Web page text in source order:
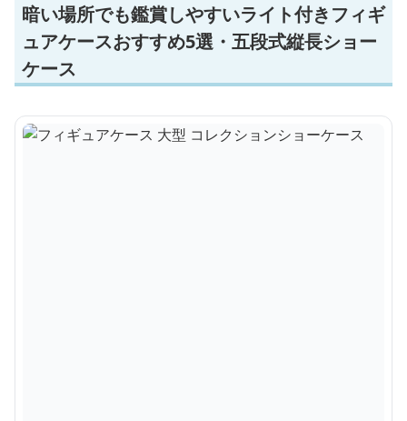
暗い場所でも鑑賞しやすいライト付きフィギ
ュアケースおすすめ5選・五段式縦長ショー
ケース